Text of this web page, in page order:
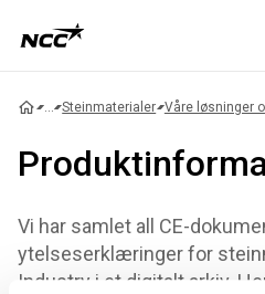
... Steinmaterialer Våre løsninger
Vi har samlet all CE-
ytelseserklæringer for
Industry i et digitalt arkiv.